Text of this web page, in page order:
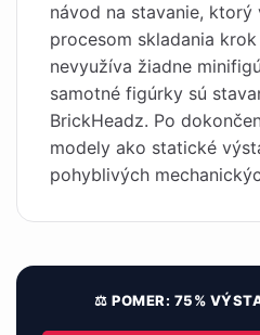
návod na stavanie,
procesom skladania
nevyužíva žiadne
samotné figúrky sú
BrickHeadz. Po
modely ako statické
pohyblivých
⚖️ POMER: 75%